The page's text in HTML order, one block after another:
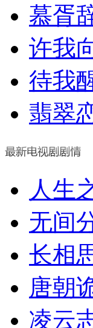
慕胥
许我
待我
翡翠
人生
无间
长相
唐朝
凌云